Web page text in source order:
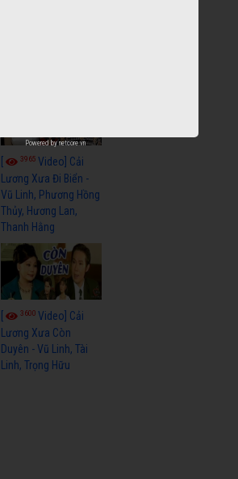
3965Video] Cải
Lương Xưa Đi Biển -
Vũ Linh, Phương Hồng
Thủy, Hương Lan,
Thanh Hằng
3600Video] Cải
Lương Xưa Còn
Duyên - Vũ Linh, Tài
Linh, Trọng Hữu
Powered bynetcore.vn